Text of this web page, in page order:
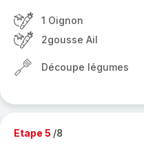
1 Oignon
2gousse Ail
Découpe légumes
Etape 5 /8